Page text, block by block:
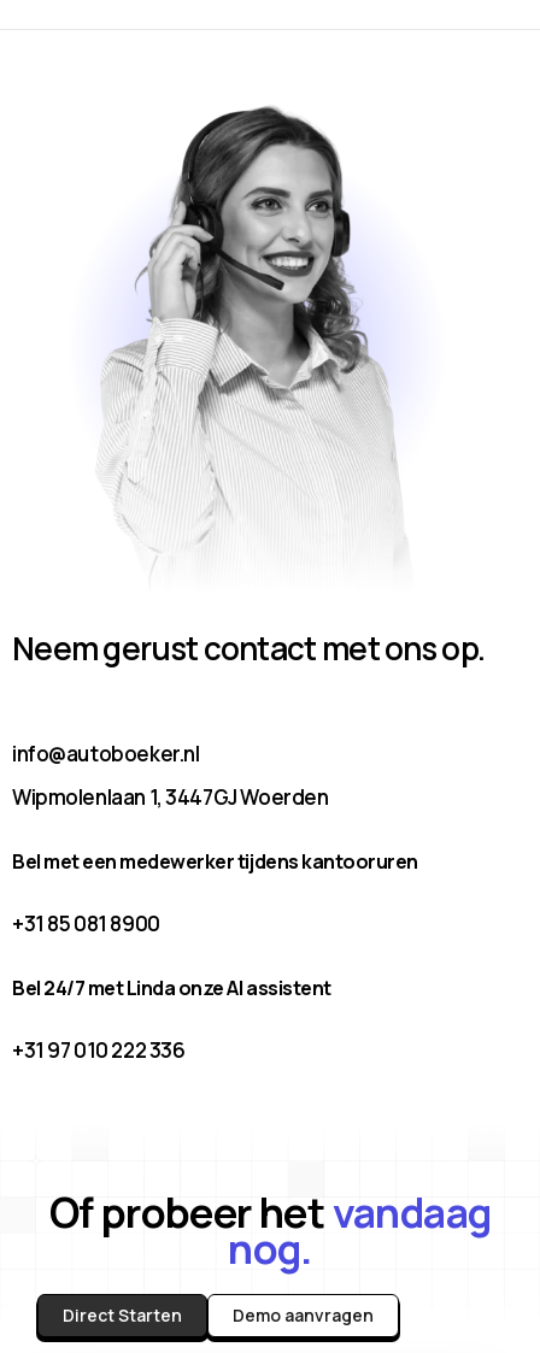
Neem gerust contact met ons op.
info@autoboeker.nl
Wipmolenlaan 1, 3447GJ Woerden
Bel met een medewerker tijdens kantooruren
+31 85 081 8900
Bel 24/7 met Linda onze AI assistent
+31 97 010 222 336
Of probeer hetvandaag
nog.
Direct Starten Demo aanvragen